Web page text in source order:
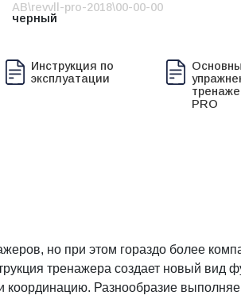
AB\revvll-pro-2018\00-00-00
черный
Инструкция по
эксплуатации
PRO
но при этом гораздо более
тренажера создает новый
Разнообразие